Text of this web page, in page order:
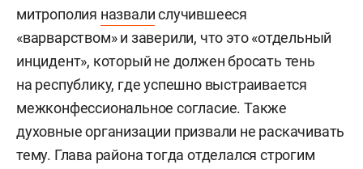
митрополия назвалислучившееся
«варварством» и заверили, что это «отдельный
инцидент», который не должен бросать тень
на республику, где успешно выстраивается
межконфессиональное согласие. Также
духовные организации призвали не раскачивать
тему. Глава района тогда отделался строгим